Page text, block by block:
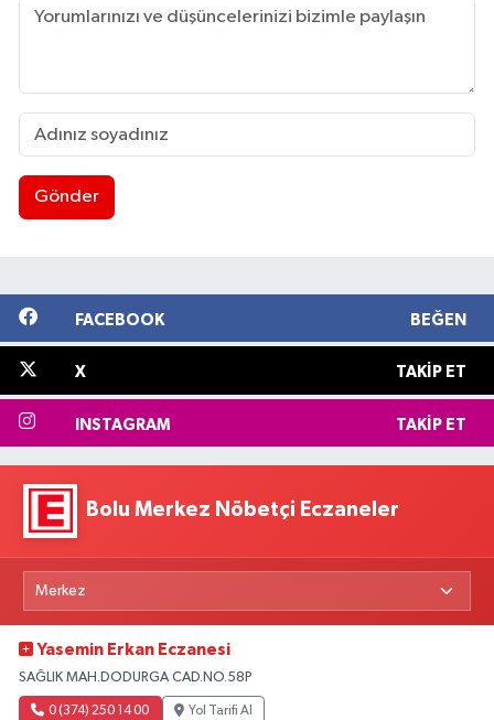
Gönder
FACEBOOK BEĞEN
X TAKIP ET
INSTAGRAM TAKIP ET
Bolu Merkez Nöbetçi Eczaneler
Yasemin Erkan Eczanesi
SAĞLIK MAH.DODURGA CAD.NO.58P
0 (374) 250 14 00 Yol Tarifi Al